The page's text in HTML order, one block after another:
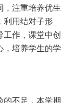
，注重培养优生
利用结对子形
作，课堂中创
，培养学生的学
不足，本学期